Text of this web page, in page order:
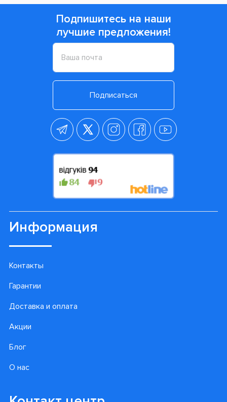
Подпишитесь на наши
лучшие предложения!
Подписаться
Информация
Контакты
Гарантии
Доставка и оплата
Акции
Блог
О нас